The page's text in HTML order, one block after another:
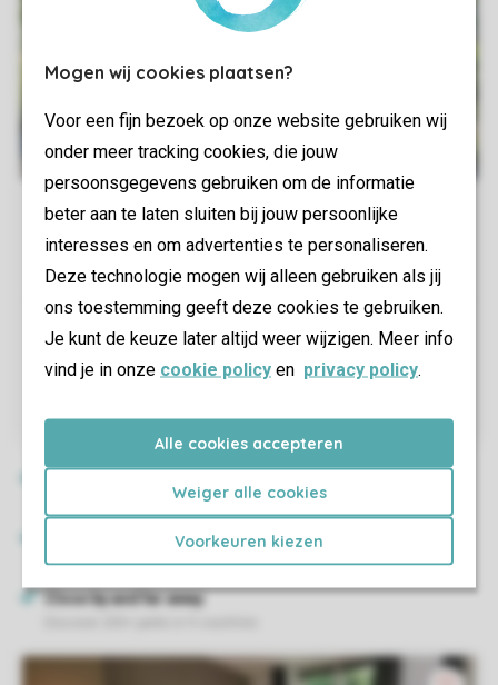
Mogen wij cookies plaatsen?
Voor een fijn bezoek op onze website gebruiken wij
onder meer tracking cookies, die jouw
persoonsgegevens gebruiken om de informatie
beter aan te laten sluiten bij jouw persoonlijke
interesses en om advertenties te personaliseren.
Deze technologie mogen wij alleen gebruiken als jij
ons toestemming geeft deze cookies te gebruiken.
Je kunt de keuze later altijd weer wijzigen. Meer info
vind je in onze cookie policy en privacy policy.
Alle cookies accepteren
Weiger alle cookies
Voorkeuren kiezen